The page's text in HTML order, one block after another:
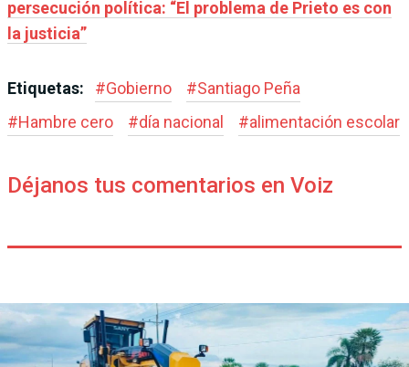
persecución política: “El problema de Prieto es con
la justicia”
Etiquetas: #Gobierno #Santiago Peña
#Hambre cero #día nacional #alimentación escolar
Déjanos tus comentarios en Voiz